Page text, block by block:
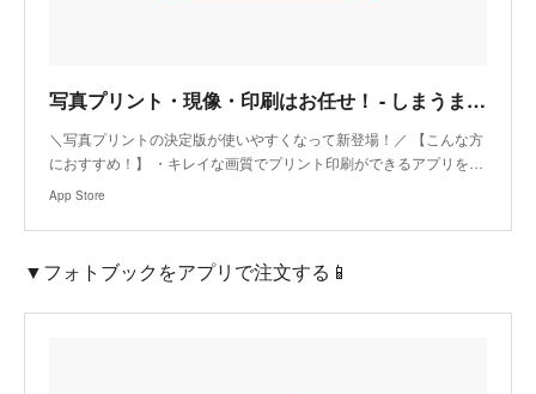
‎写真プリント・現像・印刷はお任せ！ - しまうまプリント
‎＼写真プリントの決定版が使いやすくなって新登場！／ 【こんな方
におすすめ！】 ・キレイな画質でプリント印刷ができるアプリを…
App Store
▼フォトブックをアプリで注文する📱